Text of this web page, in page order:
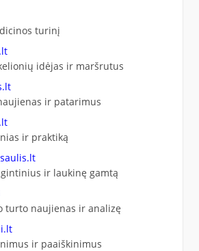
turinį
idėjas ir maršrutus
ir patarimus
ir praktiką
ir laukinę gamtą
turto naujienas ir analizę
ir paaiškinimus